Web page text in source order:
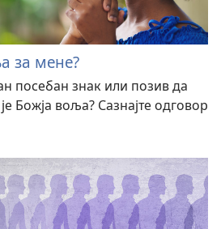
за мене?
посебан знак или позив да
Божја воља? Сазнајте одговор